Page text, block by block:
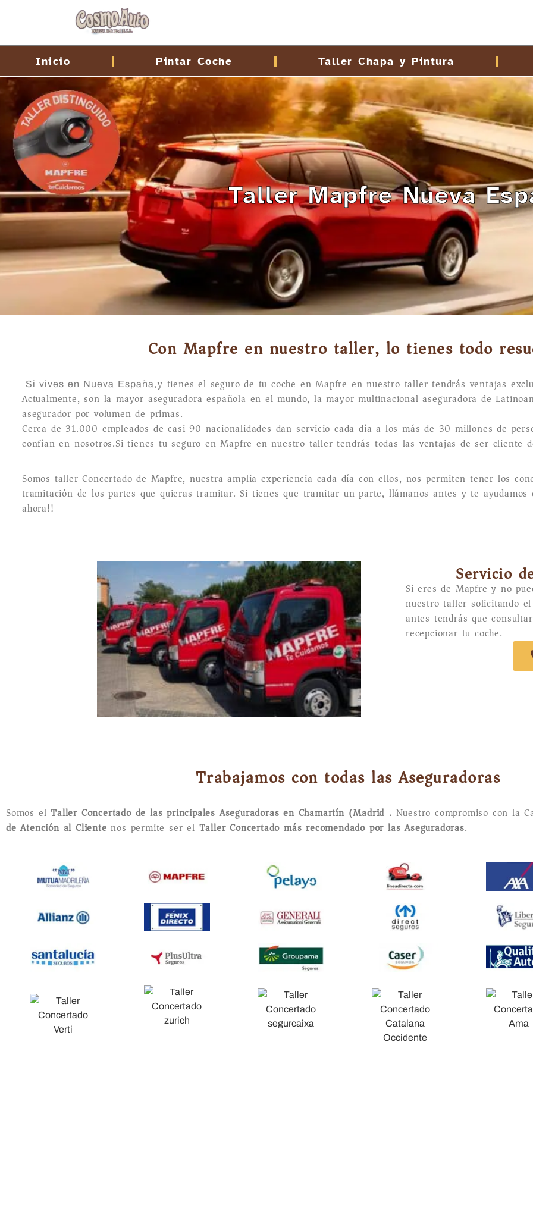
Inicio Pintar Coche Taller Chapa y Pintura
Taller Mapfre Nueva
Con Mapfre en nuestro taller, lo tienes todo
Si vives en Nueva España,y tienes el seguro de tu coche en Mapfre en nuestro taller tendrás ventajas
Actualmente, son la mayor aseguradora española en el mundo, la mayor multinacional aseguradora de
asegurador por volumen de primas.
Cerca de 31.000 empleados de casi 90 nacionalidades dan servicio cada día a los más de 30 millones de
confían en nosotros.Si tienes tu seguro en Mapfre en nuestro taller tendrás todas las ventajas de ser cliente
Somos taller Concertado de Mapfre, nuestra amplia experiencia cada día con ellos, nos permiten tener los
tramitación de los partes que quieras tramitar. Si tienes que tramitar un parte, llámanos antes y te
ahora!!
Servicio
Si eres de Mapfre y no
nuestro taller solicitando
antes tendrás que
recepcionar tu coche.
Trabajamos con todas las Aseguradoras
Somos elTaller Concertado de las principales Aseguradoras en Chamartín (Madrid). Nuestro compromiso con la
de Atención al Cliente nos permite ser el Taller Concertado más recomendado por las Aseguradoras.